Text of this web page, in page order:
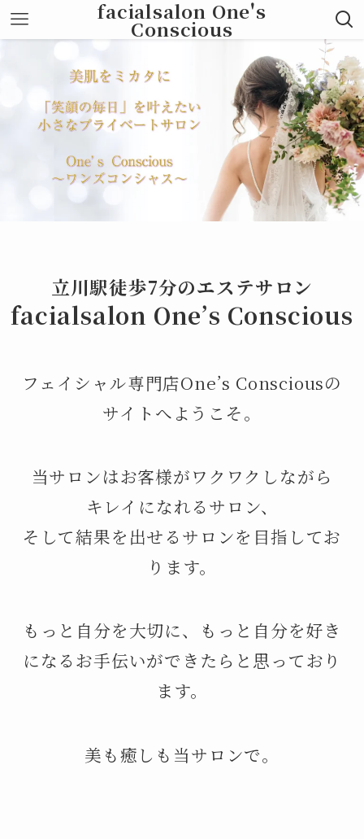
facialsalon One's
Conscious
立川駅徒歩7分のエステサロン
facialsalon One’s Conscious
フェイシャル専門店One’s Consciousの
サイトへようこそ。
当サロンはお客様がワクワクしながら
キレイになれるサロン、
そして結果を出せるサロンを目指してお
ります。
もっと自分を大切に、もっと自分を好き
になるお手伝いができたらと思っており
ます。
美も癒しも当サロンで。